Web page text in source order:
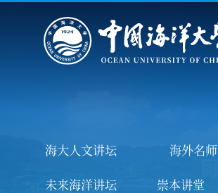
学校章程
海大人文讲坛 海外名
未来海洋讲坛 崇本讲堂